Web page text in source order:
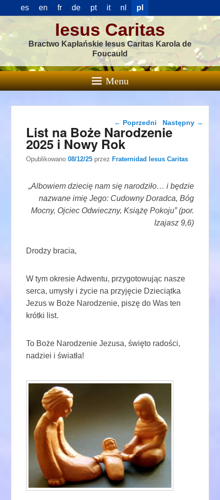
es en fr de pt it nl pl
Iesus Caritas
Bractwo Kapłańskie Iesus Caritas Karola de
Foucauld
Menu
Nawigacja wpisu
← Poprzedni Następny →
List na Boże Narodzenie
2025 i Nowy Rok
Opublikowano08/12/25 przezFraternidad Iesus Caritas
„Albowiem dziecię nam się narodziło… i będzie
nazwane imię Jego: Cudowny Doradca, Bóg
Mocny, Ojciec Odwieczny, Książę Pokoju” (por.
Izajasz 9,6)
Drodzy bracia,
W tym okresie Adwentu, przygotowując nasze
serca, umysły i życie na przyjęcie Dzieciątka
Jezus w Boże Narodzenie, piszę do Was ten
krótki list.
To Boże Narodzenie Jezusa, święto radości,
nadziei i światła!